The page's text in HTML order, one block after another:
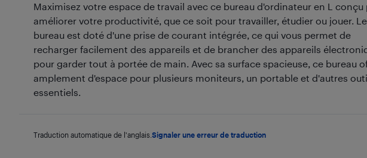
Maximisez votre espace de travail avec ce bureau d'ordinateur en L conçu
améliorer votre productivité, que ce soit pour travailler, étudier ou jouer. Le
bureau est doté d'une prise de courant intégrée, ce qui vous permet de
recharger facilement des appareils et de brancher des appareils
pour garder tout à portée de main. Avec sa surface spacieuse, ce bureau
amplement d'espace pour plusieurs moniteurs, un portable et d'autres
essentiels.
Traduction automatique de l'anglais. Signaler une erreur de traduction